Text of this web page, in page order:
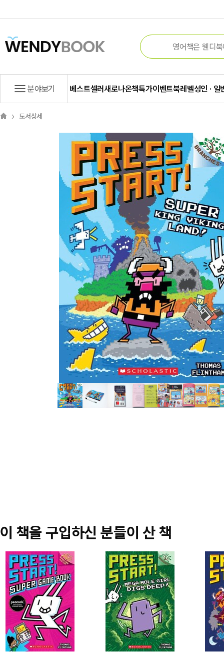
분야보기 베스트셀러새로나온책특가이벤트북레벨성인 · 일
도서상세
이 책을 구입하신 분들이 산 책